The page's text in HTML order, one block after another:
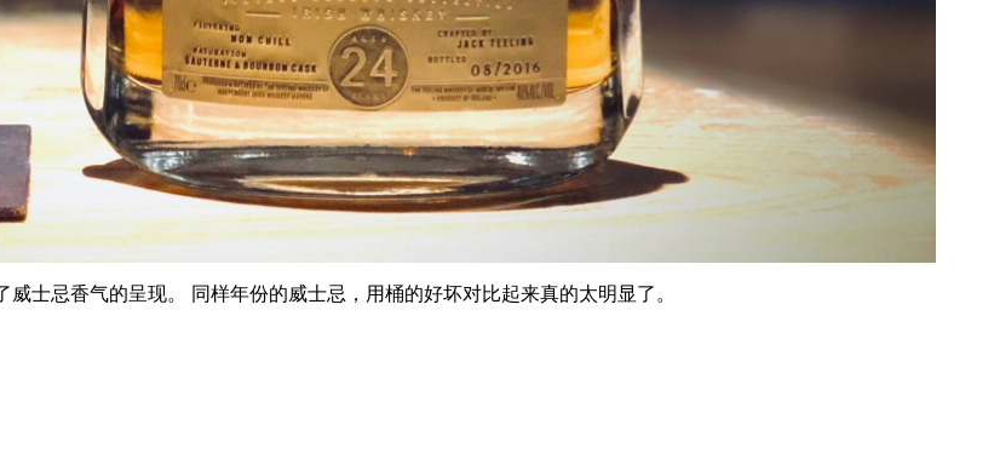
士忌香气的呈现。 同样年份的威士忌，用桶的好坏对比起来真的太明显了。